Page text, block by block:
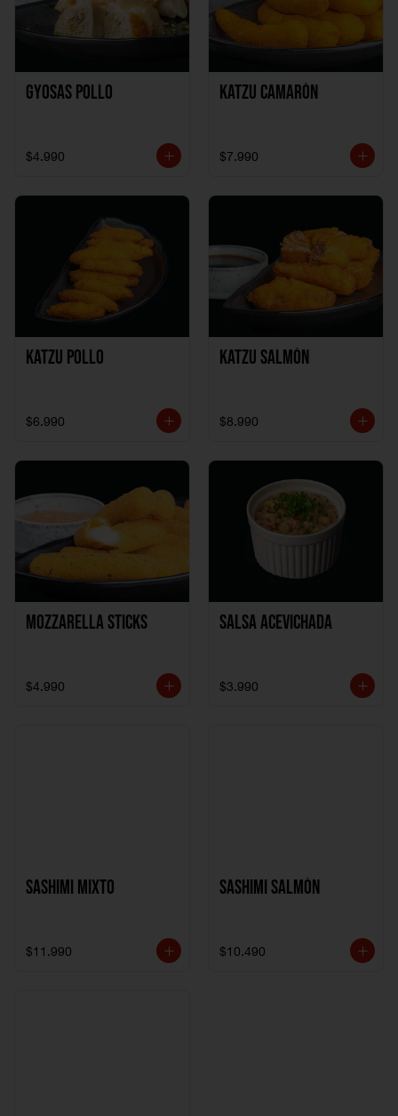
Gyosas Pollo
$4.990
Katzu Camarón
$7.990
Katzu Pollo
$6.990
Katzu Salmón
$8.990
Mozzarella Sticks
$4.990
Salsa Acevichada
$3.990
Sashimi Mixto
$11.990
Sashimi Salmón
$10.490